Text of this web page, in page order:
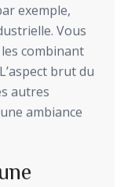
exemple,
Vous
combinant
brut du
autres
ambiance